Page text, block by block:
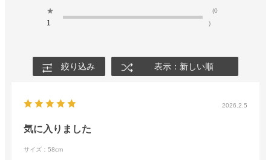
★
1
(0
)
絞り込み 表示：新しい順
2026.2.5
気に入りました
サイズ：58cm